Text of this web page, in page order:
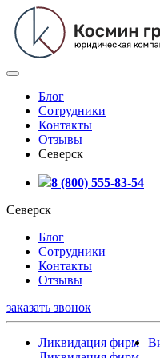
Блог
Сотрудники
Контакты
Отзывы
Северск
8 (800) 555-83-54
Северск
Блог
Сотрудники
Контакты
Отзывы
заказать звонок
Ликвидация фирм